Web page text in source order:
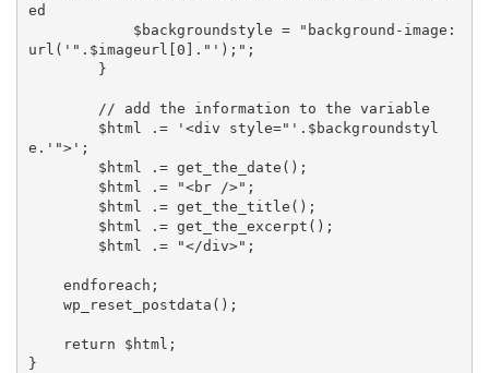
ed
url('".$imageurl[0]."');";
e.'">';
}